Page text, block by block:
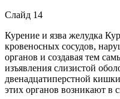
Слайд 14
Курение и язва желудка
кровеносных сосудов,
органов и создавая тем
изъявления слизистой
двенадцатиперстной
этих органов возникают в